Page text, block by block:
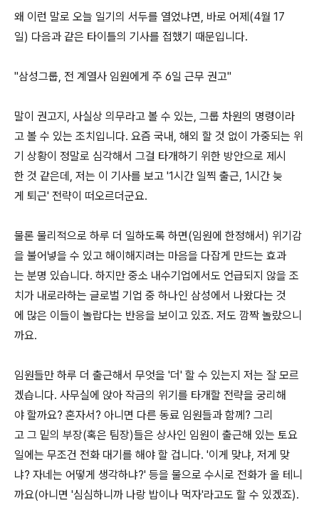
왜 이런 말로 오늘 일기의 서두를 열었냐면, 바로 어제(4월 17
일) 다음과 같은 타이틀의 기사를 접했기 때문입니다.
"삼성그룹, 전 계열사 임원에게 주 6일 근무 권고"
말이 권고지, 사실상 의무라고 볼 수 있는, 그룹 차원의 명령이라
고 볼 수 있는 조치입니다. 요즘 국내, 해외 할 것 없이 가중되는 위
기 상황이 정말로 심각해서 그걸 타개하기 위한 방안으로 제시
한 것 같은데, 저는 이 기사를 보고 '1시간 일찍 출근, 1시간 늦
게 퇴근' 전략이 떠오르더군요.
물론 물리적으로 하루 더 일하도록 하면(임원에 한정해서) 위기감
을 불어넣을 수 있고 해이해지려는 마음을 다잡게 만드는 효과
는 분명 있습니다. 하지만 중소 내수기업에서도 언급되지 않을 조
치가 내로라하는 글로벌 기업 중 하나인 삼성에서 나왔다는 것
에 많은 이들이 놀랍다는 반응을 보이고 있죠. 저도 깜짝 놀랐으니
까요.
임원들만 하루 더 출근해서 무엇을 '더' 할 수 있는지 저는 잘 모르
겠습니다. 사무실에 앉아 작금의 위기를 타개할 전략을 궁리해
야 할까요? 혼자서? 아니면 다른 동료 임원들과 함께? 그리
고 그 밑의 부장(혹은 팀장)들은 상사인 임원이 출근해 있는 토요
일에는 무조건 전화 대기를 해야 할 겁니다. '이게 맞냐, 저게 맞
냐? 자네는 어떻게 생각하냐?' 등을 물으로 수시로 전화가 올 테니
까요(아니면 '심심하니까 나랑 밥이나 먹자'라고도 할 수 있겠죠).